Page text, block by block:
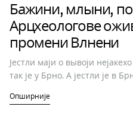
Бажини, млыни,
Арцхеологове
промени Влнени
Јестли маји о вывоји
так је у Брно. А јестли је в
Опширније